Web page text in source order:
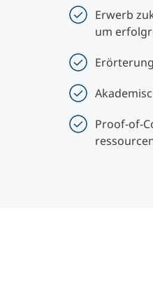
Erwerb
um
Proof-of-